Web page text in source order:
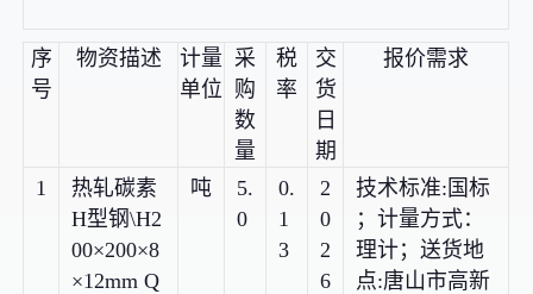
序
号
物资描述
计量
单位
采
购
数
量
税
率
交
货
日
期
报价需求
1
热轧碳素
H型钢\H2
00×200×8
×12mm Q
吨
5.
0
0.
1
3
2
0
2
6
技术标准:国标
；计量方式：
理计；送货地
点:唐山市高新